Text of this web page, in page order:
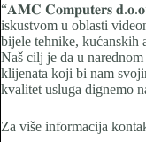
“𝐀𝐌𝐂 𝐂𝐨𝐦𝐩𝐮𝐭𝐞𝐫𝐬
iskustvom u oblasti
bijele tehnike, kućanskih
Naš cilj je da u
klijenata koji bi nam
kvalitet usluga dignemo
Za više informacija